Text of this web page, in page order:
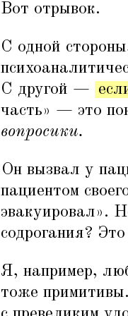
Вот отрывок.
С одной
С другой —
часть» — это
вопросики.
Он вызвал у
пациентом
эвакуировал».
содрогания?
Я, например,
тоже